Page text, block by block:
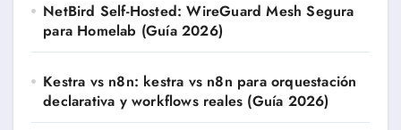
NetBird Self-Hosted: WireGuard Mesh Segura
para Homelab (Guía 2026)
Kestra vs n8n: kestra vs n8n para orquestación
declarativa y workflows reales (Guía 2026)